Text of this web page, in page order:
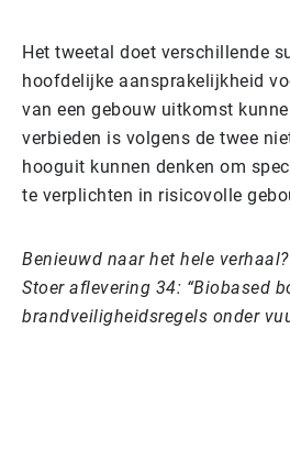
Het tweetal doet verschillende
hoofdelijke aansprakelijkheid
van een gebouw uitkomst
verbieden is volgens de twee
hooguit kunnen denken om
te verplichten in risicovolle
Benieuwd naar het hele
Stoer aflevering 34: “Biobased
brandveiligheidsregels onder